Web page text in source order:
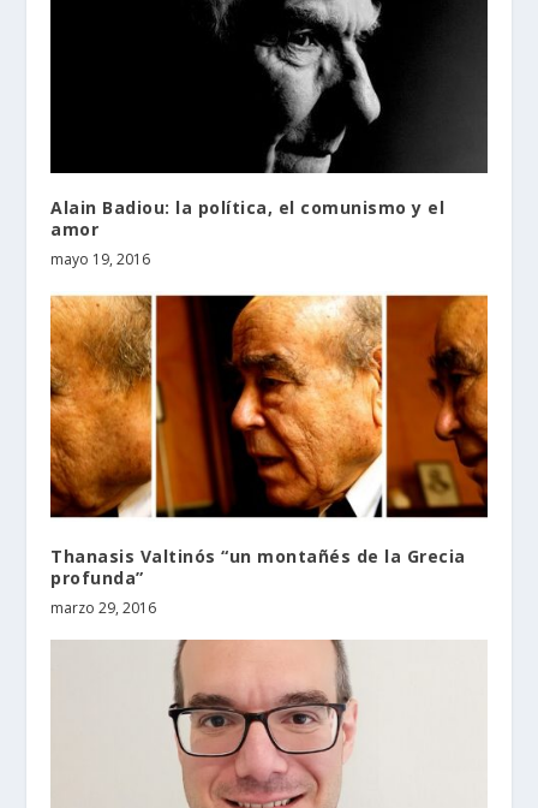
Alain Badiou: la política, el comunismo y el
amor
mayo 19, 2016
Thanasis Valtinós “un montañés de la Grecia
profunda”
marzo 29, 2016